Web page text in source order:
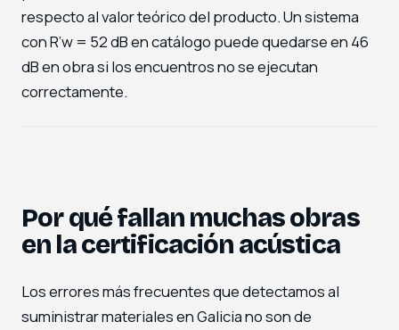
respecto al valor teórico del producto. Un sistema
con R’w = 52 dB en catálogo puede quedarse en 46
dB en obra si los encuentros no se ejecutan
correctamente.
Por qué fallan muchas obras
en la certificación acústica
Los errores más frecuentes que detectamos al
suministrar materiales en Galicia no son de